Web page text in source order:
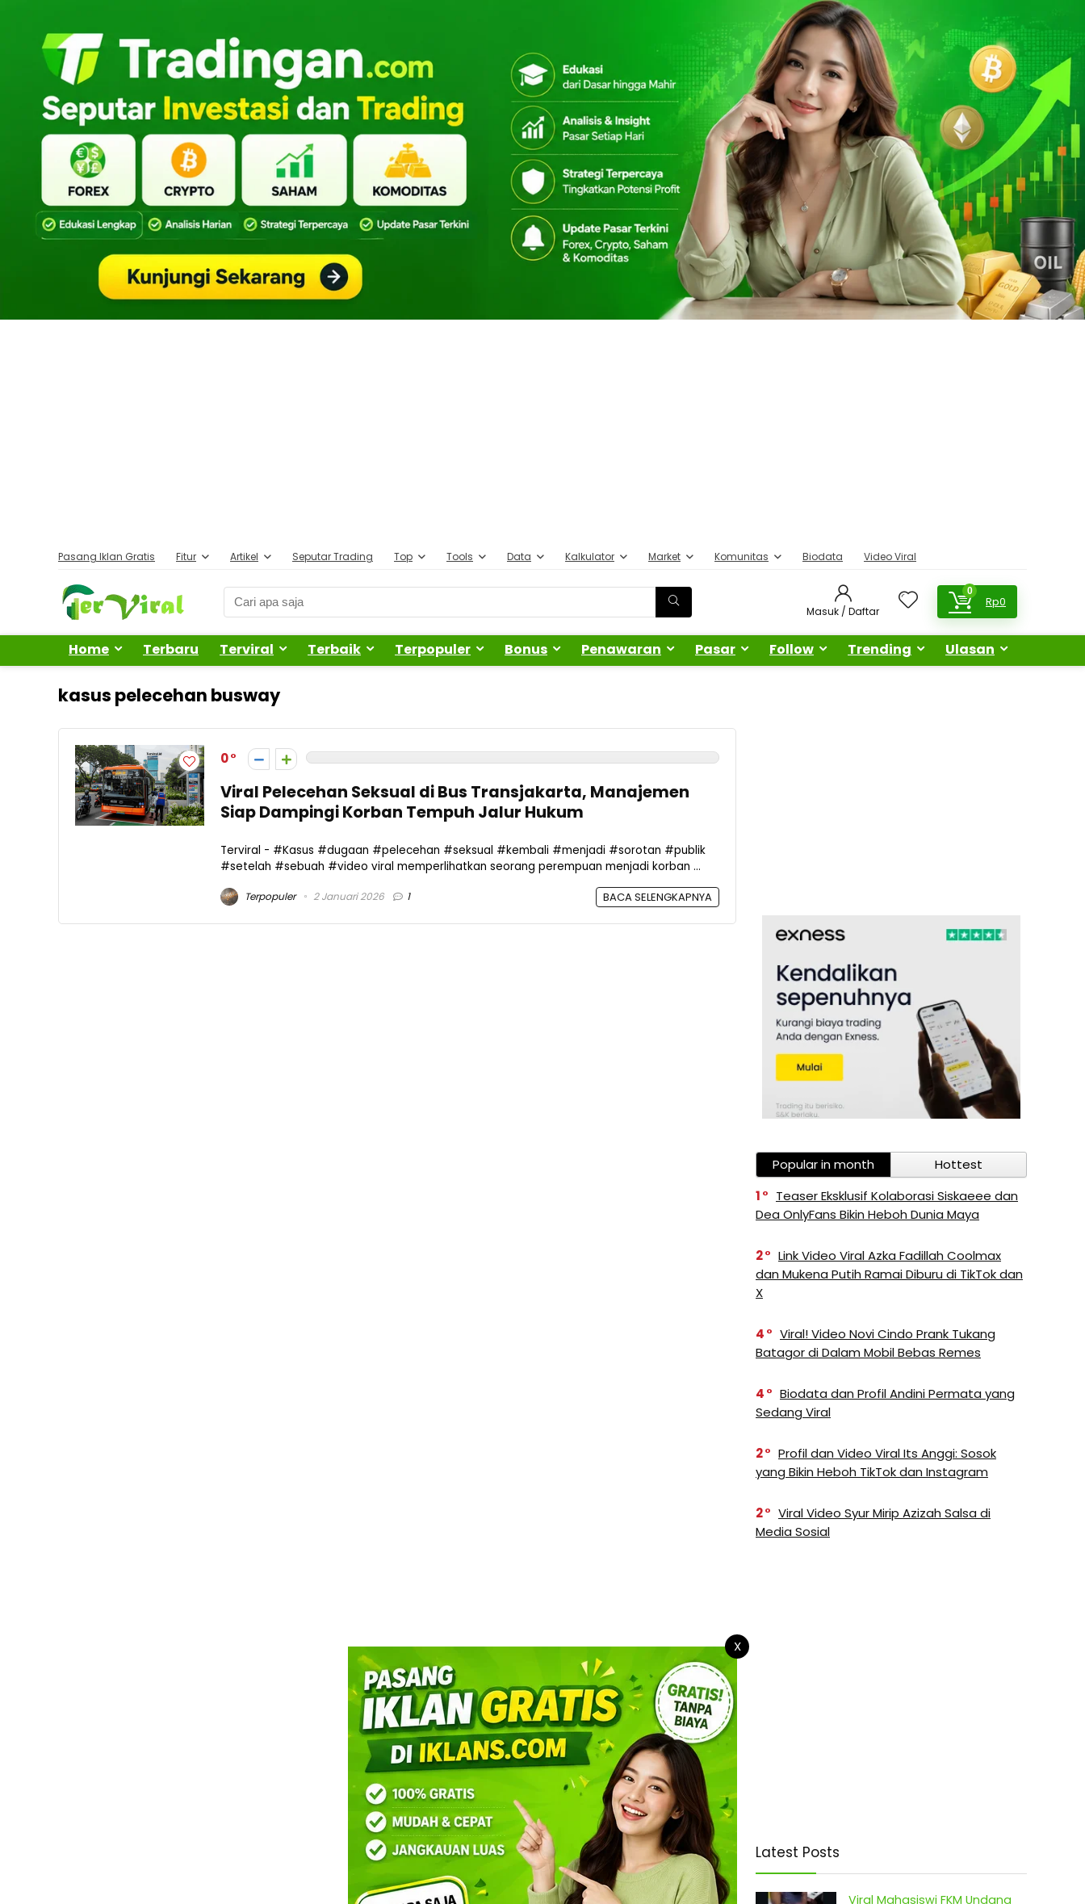
Pasang Iklan Gratis Fitur Artikel Seputar Trading Top Tools Data Kalkulator Market Komunitas Biodata Video Viral
Masuk / Daftar
0
Rp0
Home Terbaru Terviral Terbaik Terpopuler Bonus Penawaran Pasar Follow Trending Ulasan
kasus pelecehan busway
0
Viral Pelecehan Seksual di Bus Transjakarta, Manajemen
Siap Dampingi Korban Tempuh Jalur Hukum
Terviral - #Kasus #dugaan #pelecehan #seksual #kembali #menjadi #sorotan #publik
#setelah #sebuah #video viral memperlihatkan seorang perempuan menjadi korban ...
Terpopuler 2 Januari 2026 1 BACA SELENGKAPNYA
Popular in month
Hottest
1
Teaser Eksklusif Kolaborasi Siskaeee dan
Dea OnlyFans Bikin Heboh Dunia Maya
2
Link Video Viral Azka Fadillah Coolmax
dan Mukena Putih Ramai Diburu di TikTok dan
X
4
Viral! Video Novi Cindo Prank Tukang
Batagor di Dalam Mobil Bebas Remes
4
Biodata dan Profil Andini Permata yang
Sedang Viral
2
Profil dan Video Viral Its Anggi: Sosok
yang Bikin Heboh TikTok dan Instagram
2
Viral Video Syur Mirip Azizah Salsa di
Media Sosial
Latest Posts
Viral Mahasiswi FKM Undana
X